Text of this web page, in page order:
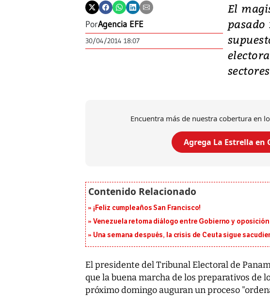
PorAgencia EFE
30/04/2014 18:07
El
Encuentra más de nuestra cobertura en
Agrega La Estrella en
¡Feliz cumpleaños San Francisco!
Venezuela retoma diálogo entre Gobierno y
Una semana después, la crisis de Ceuta sigue
El presidente del Tribunal Electoral de
que la buena marcha de los preparativos de
próximo domingo auguran un proceso